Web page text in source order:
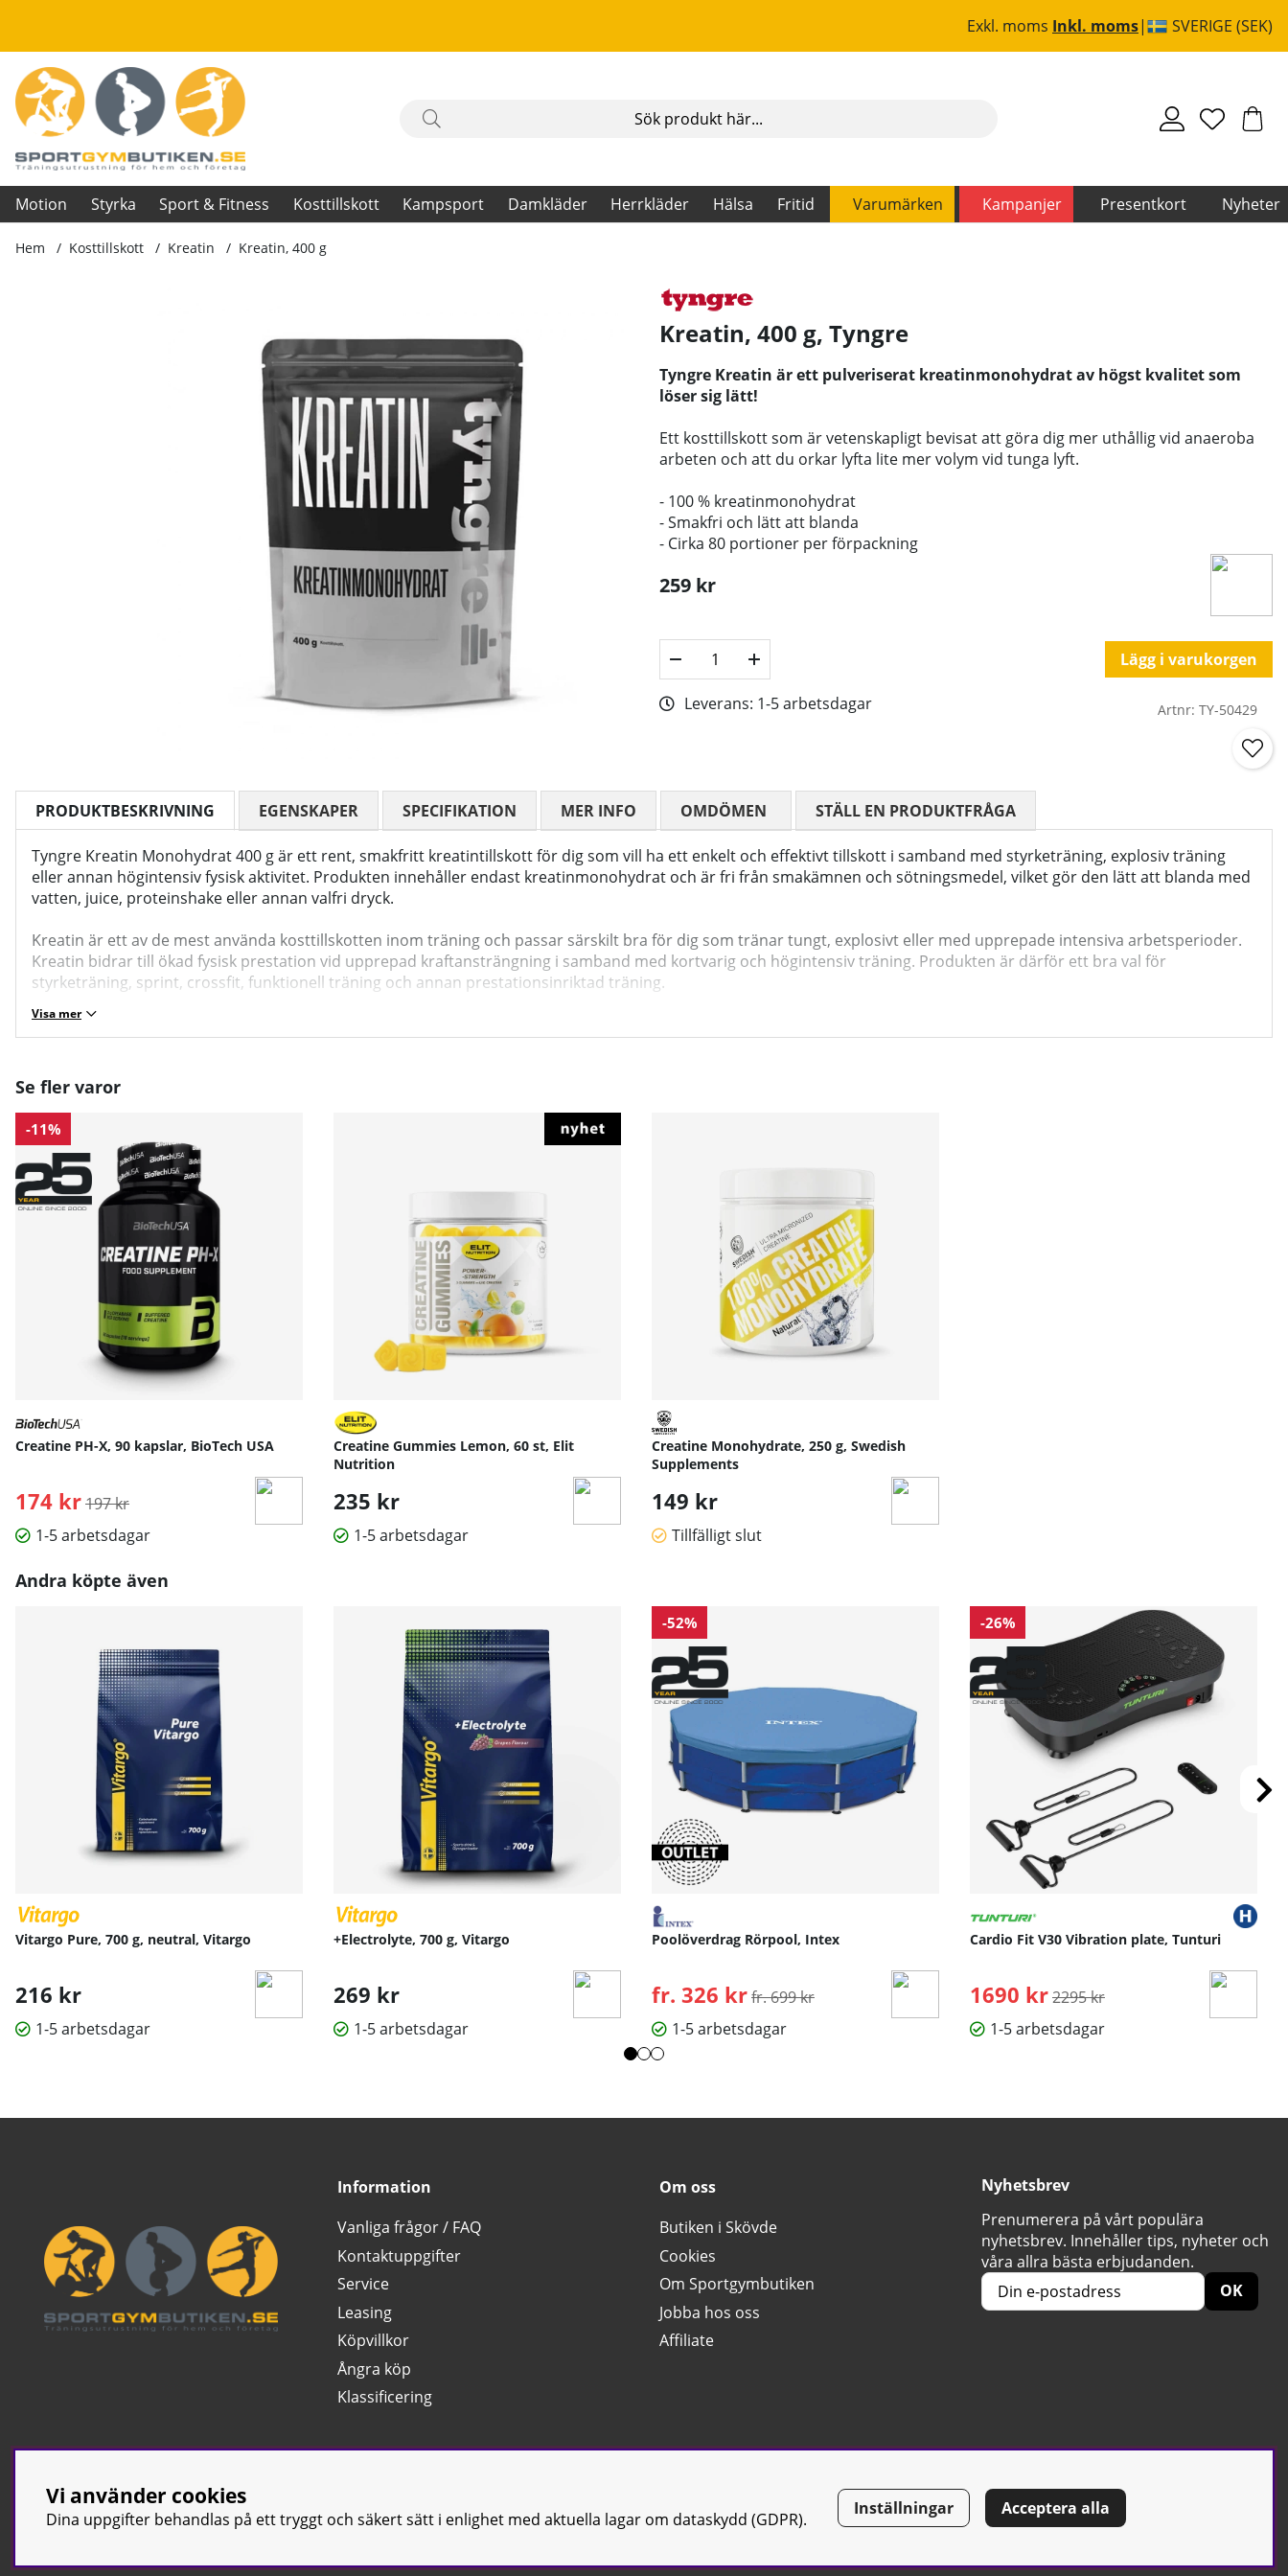
Exkl. moms Inkl. moms SVERIGE (SEK)
Motion Styrka Sport & Fitness Kosttillskott Kampsport Damkläder Herrkläder Hälsa Fritid Varumärken Kampanjer Presentkort Nyheter
Hem Kosttillskott Kreatin Kreatin, 400 g
Kreatin, 400 g, Tyngre
Tyngre Kreatin är ett pulveriserat kreatinmonohydrat av högst kvalitet som
löser sig lätt!
Ett kosttillskott som är vetenskapligt bevisat att göra dig mer uthållig vid anaeroba
arbeten och att du orkar lyfta lite mer volym vid tunga lyft.
- 100 % kreatinmonohydrat
- Smakfri och lätt att blanda
- Cirka 80 portioner per förpackning
259 kr
Lägg i varukorgen
Leverans: 1-5 arbetsdagar Artnr: TY-50429
PRODUKTBESKRIVNING
Tyngre Kreatin Monohydrat 400 g är ett rent, smakfritt kreatintillskott för dig som vill ha ett enkelt och effektivt tillskott i samband med styrketräning, explosiv träning
eller annan högintensiv fysisk aktivitet. Produkten innehåller endast kreatinmonohydrat och är fri från smakämnen och sötningsmedel, vilket gör den lätt att blanda med
vatten, juice, proteinshake eller annan valfri dryck.
Kreatin är ett av de mest använda kosttillskotten inom träning och passar särskilt bra för dig som tränar tungt, explosivt eller med upprepade intensiva arbetsperioder.
Kreatin bidrar till ökad fysisk prestation vid upprepad kraftansträngning i samband med kortvarig och högintensiv träning. Produkten är därför ett bra val för
styrketräning, sprint, crossfit, funktionell träning och annan prestationsinriktad träning.
Visa mer
EGENSKAPER SPECIFIKATION MER INFO OMDÖMEN MEDELBETYG 0 AV 5 ANTAL BETYG 0
STÄLL EN PRODUKTFRÅGA
Se fler varor
-11%
Creatine PH-X, 90 kapslar, BioTech USA
174 kr Ordinarie pris:
197 kr
1-5 arbetsdagar
Creatine Gummies Lemon, 60 st, Elit
Nutrition
235 kr
1-5 arbetsdagar
Creatine Monohydrate, 250 g, Swedish
Supplements
149 kr
Tillfälligt slut
Andra köpte även
Vitargo Pure, 700 g, neutral, Vitargo
216 kr
1-5 arbetsdagar
+Electrolyte, 700 g, Vitargo
269 kr
1-5 arbetsdagar
-52%
Poolöverdrag Rörpool, Intex
fr. 326 krOrdinarie pris:
fr. 699 kr
1-5 arbetsdagar
-26%
Cardio Fit V30 Vibration plate, Tunturi
1690 kr Ordinarie pris:
2295 kr
1-5 arbetsdagar
Information
Vanliga frågor / FAQ
Kontaktuppgifter
Service
Leasing
Köpvillkor
Ångra köp
Klassificering
Om oss
Butiken i Skövde
Cookies
Om Sportgymbutiken
Jobba hos oss
Affiliate
Nyhetsbrev
Prenumerera på vårt populära
nyhetsbrev. Innehåller tips, nyheter och
våra allra bästa erbjudanden.
OK
© Sport & Gym Butiken JTC AB |Kontakta oss| All rights reserved | Org.nr: 556668-7058 | Tel: 0500-42 87 00
Vi använder cookies
Dina uppgifter behandlas på ett tryggt och säkert sätt i enlighet med aktuella lagar om dataskydd (GDPR).
Inställningar Acceptera alla